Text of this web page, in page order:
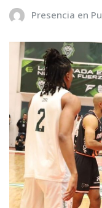
Presencia en